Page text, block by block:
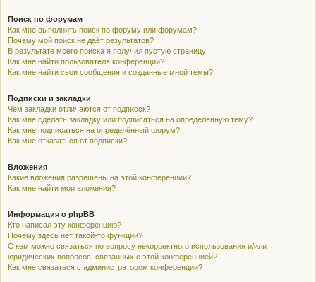
Поиск по форумам
Как мне выполнить поиск по форуму или форумам?
Почему мой поиск не даёт результатов?
В результате моего поиска я получил пустую страницу!
Как мне найти пользователя конференции?
Как мне найти свои сообщения и созданные мной темы?
Подписки и закладки
Чем закладки отличаются от подписок?
Как мне сделать закладку или подписаться на определённую тему?
Как мне подписаться на определённый форум?
Как мне отказаться от подписки?
Вложения
Какие вложения разрешены на этой конференции?
Как мне найти мои вложения?
Информация о phpBB
Кто написал эту конференцию?
Почему здесь нет такой-то функции?
С кем можно связаться по вопросу некорректного использования и/или
юридических вопросов, связанных с этой конференцией?
Как мне связаться с администратором конференции?